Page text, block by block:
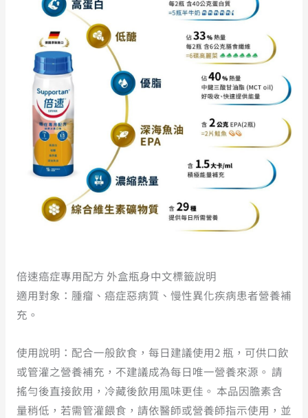
倍速癌症專用配方 外盒瓶身中文標籤說明
適用對象：腫瘤、癌症惡病質、慢性異化疾病患者營養補
充。
使用說明：配合一般飲食，每日建議使用2 瓶，可供口飲
或管灌之營養補充，不建議成為每日唯一營養來源。 請
搖勻後直接飲用，冷藏後飲用風味更佳。 本品因膽素含
量稍低，若需管灌餵食，請依醫師或營養師指示使用，並